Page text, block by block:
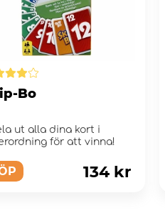
Bo
ut alla dina kort i
för att vinna!
134 kr